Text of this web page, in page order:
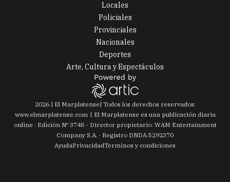
Locales
Policiales
Provinciales
Nacionales
Deportes
Arte, Cultura y Espectáculos
2026| El Marplatense| Todos los derechos reservados:
www.elmarplatense.com
El Marplatense es una publicación diaria
online · Edición Nº 3748- Director propietario: WAM Entertainment
Company S.A. · Registro DNDA 5292370
AyudaPrivacidadTerminos y condiciones